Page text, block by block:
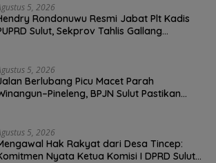
5, 2026
Rondonuwu Resmi Jabat Plt Kadis
Sulut, Sekprov Tahlis Gallang
5, 2026
Berlubang Picu Macet Parah
BPJN Sulut Pastikan
5, 2026
Hak Rakyat dari Desa Tincep:
Nyata Ketua Komisi I DPRD Sulut